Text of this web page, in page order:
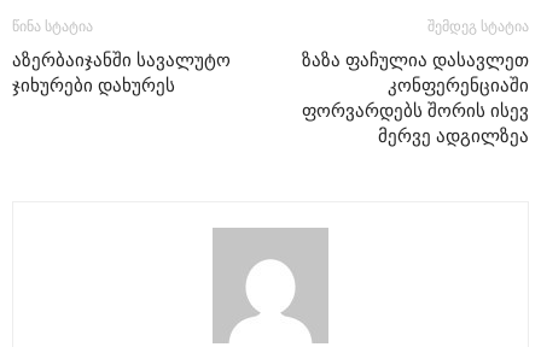
წინა სტატია
აზერბაიჯანში სავალუტო
ჯიხურები დახურეს
შემდეგ სტატია
ზაზა ფაჩულია დასავლეთ
კონფერენციაში
ფორვარდებს შორის ისევ
მერვე ადგილზეა